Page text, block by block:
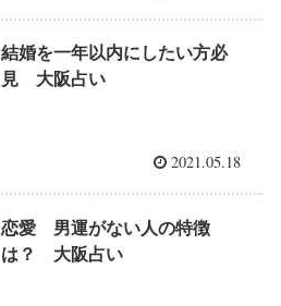
結婚を一年以内にしたい方必
見 大阪占い
2021.05.18
恋愛 男運がない人の特徴
は？ 大阪占い